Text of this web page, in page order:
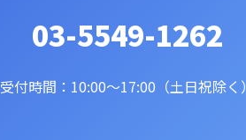
03-5549-1262
受付時間：10:00〜17:00（土日祝除く）